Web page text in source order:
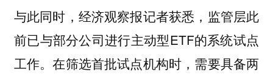
与此同时，经济观察报记者获悉，监管层此
前已与部分公司进行主动型ETF的系统试点
工作。在筛选首批试点机构时，需要具备两